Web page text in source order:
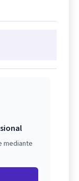
mediante